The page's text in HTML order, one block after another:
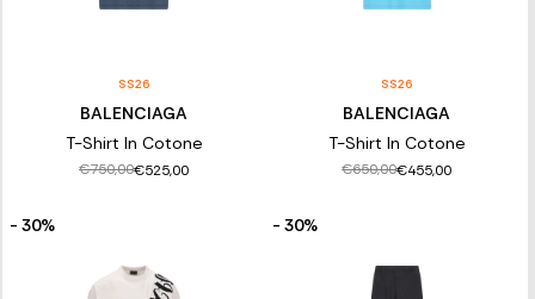
SS26
BALENCIAGA
T-Shirt In Cotone
€750,00€525,00
SS26
BALENCIAGA
T-Shirt In Cotone
€650,00€455,00
- 30% - 30%